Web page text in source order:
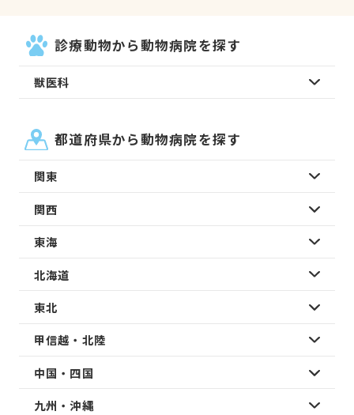
診療動物から動物病院を探す
獣医科
都道府県から動物病院を探す
関東
関西
東海
北海道
東北
甲信越・北陸
中国・四国
九州・沖縄